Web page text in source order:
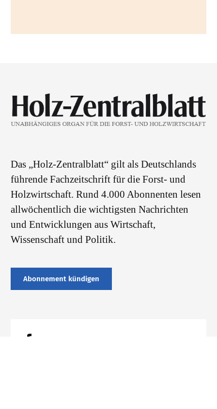
Das „Holz-Zentralblatt“ gilt als Deutschlands
führende Fachzeitschrift für die Forst- und
Holzwirtschaft. Rund 4.000 Abonnenten lesen
allwöchentlich die wichtigsten Nachrichten
und Entwicklungen aus Wirtschaft,
Wissenschaft und Politik.
Abonnement kündigen